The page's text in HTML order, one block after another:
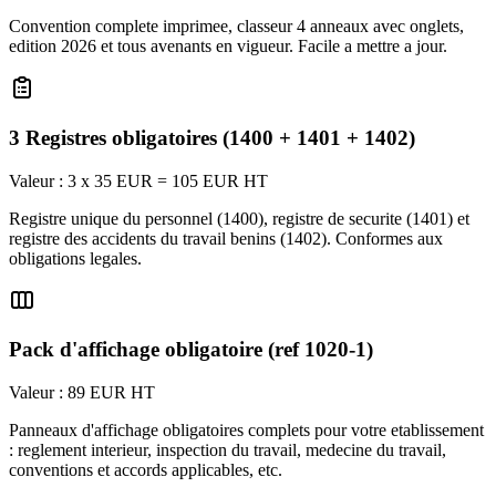
Convention complete imprimee, classeur 4 anneaux avec onglets,
edition 2026 et tous avenants en vigueur. Facile a mettre a jour.
3 Registres obligatoires (1400 + 1401 + 1402)
Valeur : 3 x 35 EUR = 105 EUR HT
Registre unique du personnel (1400), registre de securite (1401) et
registre des accidents du travail benins (1402). Conformes aux
obligations legales.
Pack d'affichage obligatoire (ref 1020-1)
Valeur : 89 EUR HT
Panneaux d'affichage obligatoires complets pour votre etablissement
: reglement interieur, inspection du travail, medecine du travail,
conventions et accords applicables, etc.